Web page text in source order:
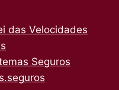
das Velocidades
Seguros